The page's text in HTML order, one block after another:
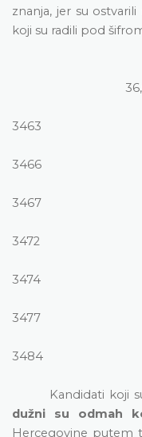
znanja, jer su
koji su radili pod
3463
3466
3467
3472
3474
3477
3484
Kandidati koji
dužni su odmah
Hercegovine putem